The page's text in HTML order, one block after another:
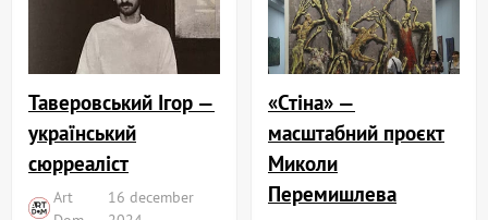
Таверовський Ігор —
український
сюрреаліст
Art
16 december
«Стіна» —
масштабний проєкт
Миколи
Перемишлева